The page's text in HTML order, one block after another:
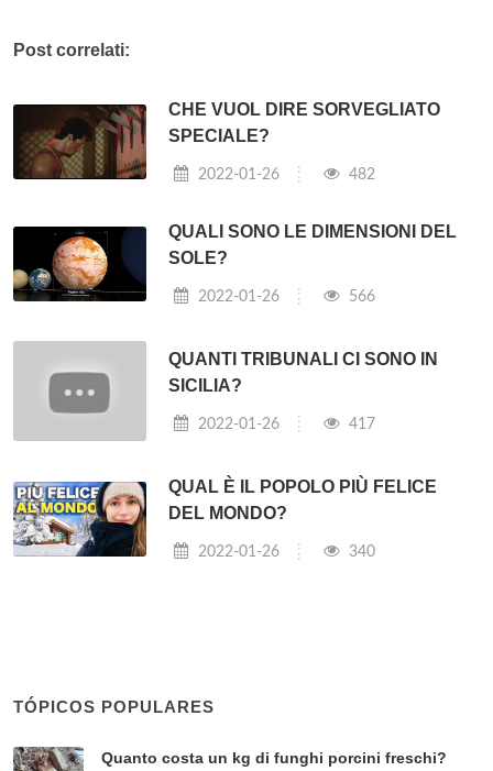
Post correlati:
CHE VUOL DIRE SORVEGLIATO
SPECIALE?
2022-01-26 482
QUALI SONO LE DIMENSIONI DEL
SOLE?
2022-01-26 566
QUANTI TRIBUNALI CI SONO IN
SICILIA?
2022-01-26 417
QUAL È IL POPOLO PIÙ FELICE
DEL MONDO?
2022-01-26 340
TÓPICOS POPULARES
Quanto costa un kg di funghi porcini freschi?